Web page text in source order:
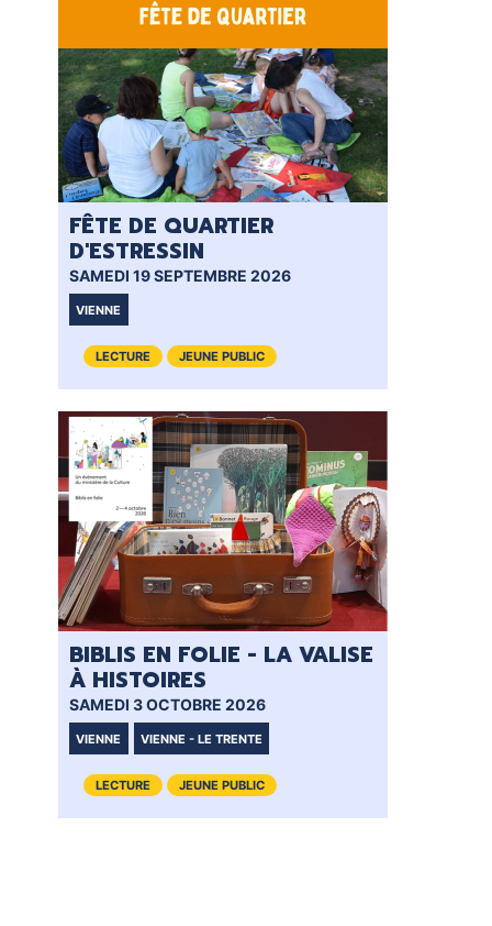
FÊTE DE QUARTIER
D'ESTRESSIN
SAMEDI 19 SEPTEMBRE 2026
VIENNE
LECTURE JEUNE PUBLIC
BIBLIS EN FOLIE - LA VALISE
À HISTOIRES
SAMEDI 3 OCTOBRE 2026
VIENNE VIENNE - LE TRENTE
LECTURE JEUNE PUBLIC